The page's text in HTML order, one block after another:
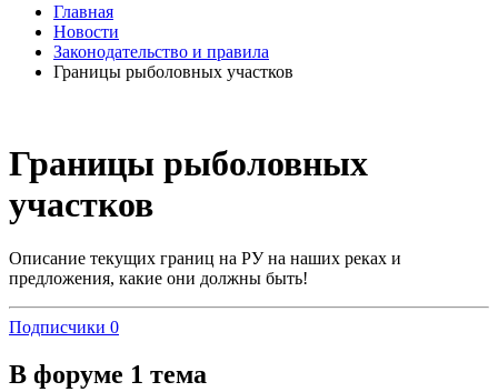
Главная
Новости
Законодательство и правила
Границы рыболовных участков
Границы рыболовных
участков
Описание текущих границ на РУ на наших реках и
предложения, какие они должны быть!
Подписчики 0
В форуме 1 тема